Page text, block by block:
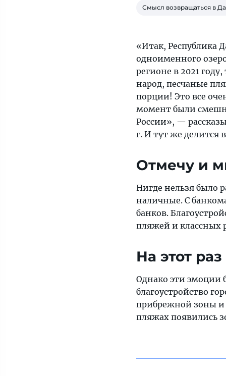
суеты,
часть
времени
на
пляже
и
в
море,
и
разочарованы
Смысл возвращаться в
«Итак, Республика
одноименного
регионе в 2021
народ, песчаные
порции! Это все
момент были
России», —
г. И тут же делится
Отмечу и
Нигде нельзя было
наличные. С
банков.
пляжей и классных
На этот
Однако эти эмоции
благоустройство
прибрежной зоны и
пляжах появились